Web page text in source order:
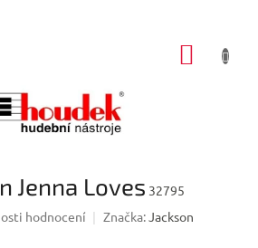
Jenna Loves 32795
hodnocení Značka:Jackson